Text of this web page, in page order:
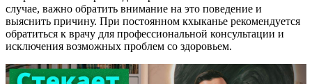
случае, важно обратить внимание на это поведение и
выяснить причину. При постоянном кхыканье рекомендуется
обратиться к врачу для профессиональной консультации и
исключения возможных проблем со здоровьем.